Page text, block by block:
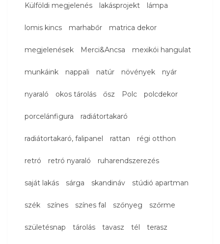
Külföldi megjelenés lakásprojekt lámpa
lomis kincs marhabőr matrica dekor
megjelenések Merci&Ancsa mexikói hangulat
munkáink nappali natúr növények nyár
nyaraló okos tárolás ősz Polc polcdekor
porcelánfigura radiátortakaró
radiátortakaró, falipanel rattan régi otthon
retró retró nyaraló ruharendszerezés
saját lakás sárga skandináv stúdió apartman
szék színes színes fal szőnyeg szőrme
születésnap tárolás tavasz tél terasz